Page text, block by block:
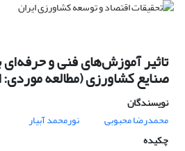
تاثیر آموزش‌های فنی و حرفه‌ای
صنایع کشاورزی (مطالعه
نویسندگان
محمدرضا محبوبی
نورمحمد آبیار
چکیده